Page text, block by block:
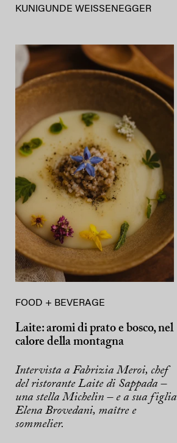
KUNIGUNDE WEISSENEGGER
FOOD + BEVERAGE
Laite: aromi di prato e bosco, nel
calore della montagna
Intervista a Fabrizia Meroi, chef
del ristorante Laite di Sappada –
una stella Michelin – e a sua figlia
Elena Brovedani, maître e
sommelier.